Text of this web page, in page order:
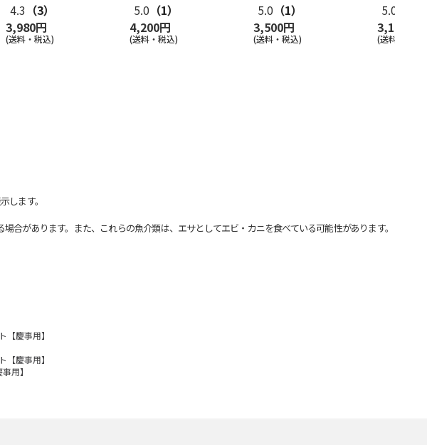
4.3 （3）
3,980円
(送料・税込)
5.0 （1）
4,200円
(送料・税込)
5.0 （1）
3,500円
(送料・税込)
5.0
3,160円
(送料・税込)
します。
があります。また、これらの魚介類は、エサとしてエビ・カニを食べている可能性があります。
慶事用】
慶事用】
用】